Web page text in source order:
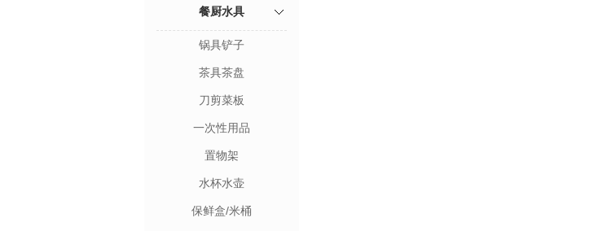
餐厨水具
锅具铲子
茶具茶盘
刀剪菜板
一次性用品
置物架
水杯水壶
保鲜盒/米桶